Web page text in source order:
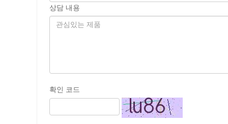
상담 내용
확인 코드